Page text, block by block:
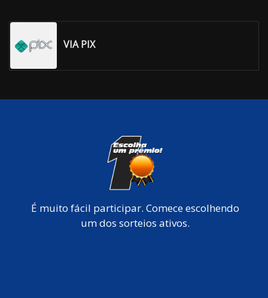
VIA PIX
É muito fácil participar. Comece escolhendo
um dos sorteios ativos.